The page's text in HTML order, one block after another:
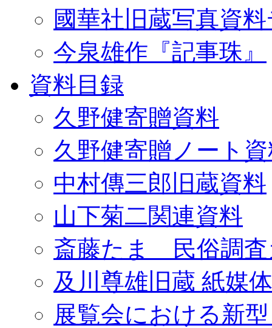
國華社旧蔵写真資
今泉雄作『記事珠』
資料目録
久野健寄贈資料
久野健寄贈ノート
中村傳三郎旧蔵資料
山下菊二関連資料
斎藤たま 民俗調査
及川尊雄旧蔵 紙媒
展覧会における新